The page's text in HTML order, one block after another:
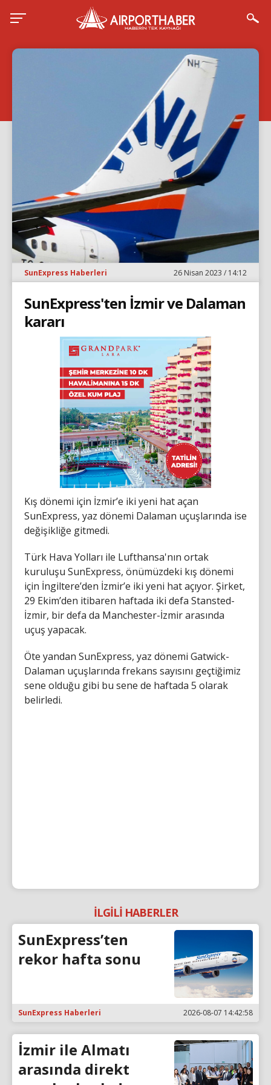
SunExpress Haberleri 26 Nisan 2023 / 14:12
SunExpress'ten İzmir ve Dalaman
kararı
Kış dönemi için İzmir’e iki yeni hat açan
SunExpress, yaz dönemi Dalaman uçuşlarında ise
değişikliğe gitmedi.
Türk Hava Yolları ile Lufthansa'nın ortak
kuruluşu SunExpress, önümüzdeki kış dönemi
için İngiltere’den İzmir’e iki yeni hat açıyor. Şirket,
29 Ekim’den itibaren haftada iki defa Stansted-
İzmir, bir defa da Manchester-İzmir arasında
uçuş yapacak.
Öte yandan SunExpress, yaz dönemi Gatwick-
Dalaman uçuşlarında frekans sayısını geçtiğimiz
sene olduğu gibi bu sene de haftada 5 olarak
belirledi.
İLGİLİ HABERLER
SunExpress’ten
rekor hafta sonu
SunExpress Haberleri 2026-08-07 14:42:58
İzmir ile Almatı
arasında direkt